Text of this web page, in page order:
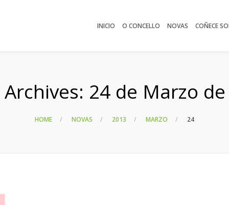
INICIO O CONCELLO NOVAS COÑECE
24 de Marzo
HOME NOVAS 2013 MARZO 24